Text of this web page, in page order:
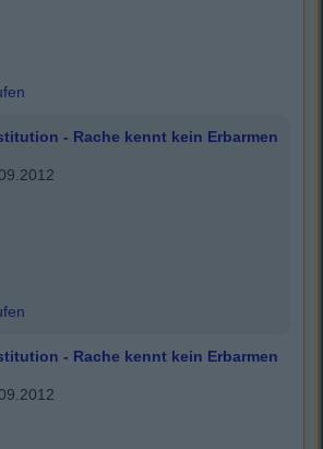
- Rache kennt kein Erbarmen
- Rache kennt kein Erbarmen